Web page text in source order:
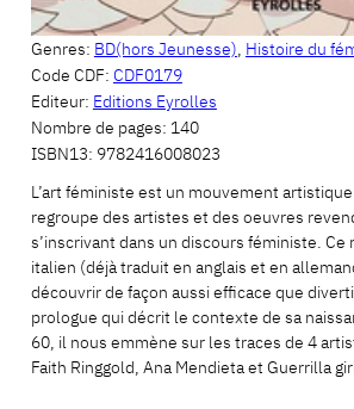
Genres: BD(hors Jeunesse), Histoire du
Code CDF: CDF0179
Editeur: Editions Eyrolles
Nombre de pages: 140
ISBN13: 9782416008023
L’art féministe est un mouvement
regroupe des artistes et des oeuvres
s’inscrivant dans un discours féministe. Ce
italien (déjà traduit en anglais et en
découvrir de façon aussi efficace que
prologue qui décrit le contexte de sa
60, il nous emmène sur les traces de 4
Faith Ringgold, Ana Mendieta et Guerrilla